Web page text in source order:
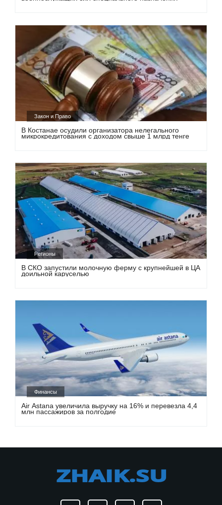
Закон и Право
В Костанае осудили организатора нелегального
микрокредитования с доходом свыше 1 млрд тенге
Регионы
В СКО запустили молочную ферму с крупнейшей в ЦА
доильной каруселью
Финансы
Air Astana увеличила выручку на 16% и перевезла 4,4
млн пассажиров за полгодие